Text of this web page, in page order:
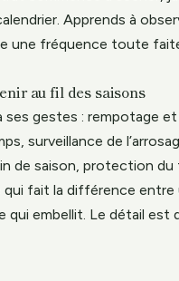
Apprends à
une fréquence toute
au fil des saisons
ses gestes : rempotage
surveillance de
de saison, protection du
qui fait la différence entre
qui embellit. Le détail est